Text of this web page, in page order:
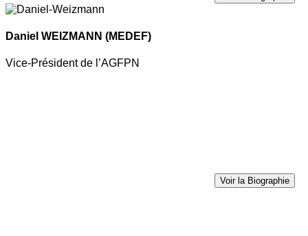
Daniel WEIZMANN (MEDEF)
Vice-Président de l’AGFPN
Voir la Biographie